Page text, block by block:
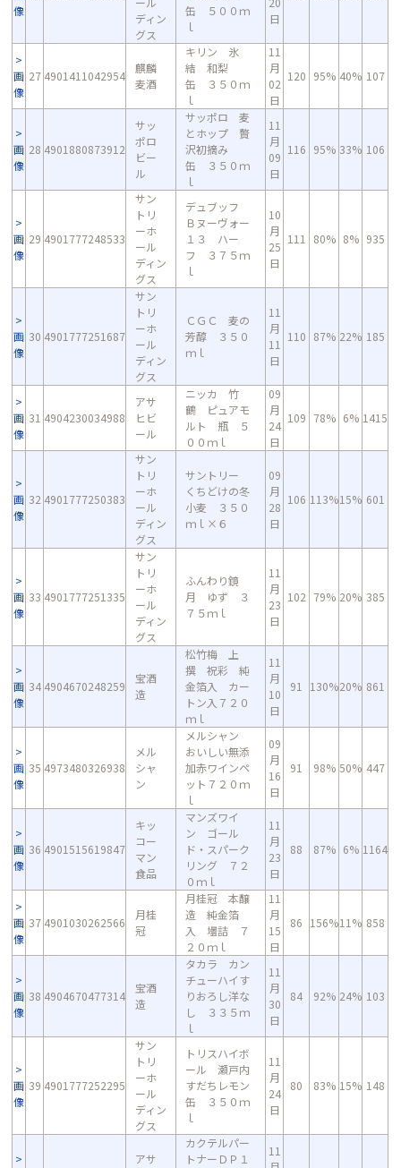
像
ディン
グス
缶 ５００ｍ
ｌ
日
画
像
27 4901411042954
麒麟
麦酒
キリン 氷
結 和梨
缶 ３５０ｍ
ｌ
11
月
02
日
120 95% 40% 107
画
像
28 4901880873912
サッ
ポロ
ビー
ル
サッポロ 麦
とホップ 贅
沢初摘み
缶 ３５０ｍ
ｌ
11
月
09
日
116 95% 33% 106
画
像
29 4901777248533
サン
トリ
ーホ
ール
ディン
グス
デュブッフ
Ｂヌーヴォー
１３ ハー
フ ３７５ｍ
ｌ
10
月
25
日
111 80% 8% 935
画
像
30 4901777251687
サン
トリ
ーホ
ール
ディン
グス
ＣＧＣ 麦の
芳醇 ３５０
ｍｌ
11
月
11
日
110 87% 22% 185
画
像
31 4904230034988
アサ
ヒビ
ール
ニッカ 竹
鶴 ピュアモ
ルト 瓶 ５
００ｍｌ
09
月
24
日
109 78% 6% 1415
画
像
32 4901777250383
サン
トリ
ーホ
ール
ディン
グス
サントリー
くちどけの冬
小麦 ３５０
ｍｌ×６
09
月
28
日
106 113%15% 601
画
像
33 4901777251335
サン
トリ
ーホ
ール
ディン
グス
ふんわり鏡
月 ゆず ３
７５ｍｌ
11
月
23
日
102 79% 20% 385
画
像
34 4904670248259
宝酒
造
松竹梅 上
撰 祝彩 純
金箔入 カー
トン入７２０
ｍｌ
11
月
10
日
91 130%20% 861
画
像
35 4973480326938
メル
シャ
ン
メルシャン
おいしい無添
加赤ワインペ
ット７２０ｍ
ｌ
09
月
16
日
91 98% 50% 447
画
像
36 4901515619847
キッ
コー
マン
食品
マンズワイ
ン ゴール
ド・スパーク
リング ７２
０ｍｌ
11
月
23
日
88 87% 6% 1164
画
像
37 4901030262566
月桂
冠
月桂冠 本醸
造 純金箔
入 壜詰 ７
２０ｍｌ
11
月
15
日
86 156%11% 858
画
像
38 4904670477314
宝酒
造
タカラ カン
チューハイす
りおろし洋な
し ３３５ｍ
ｌ
11
月
30
日
84 92% 24% 103
画
像
39 4901777252295
サン
トリ
ーホ
ール
ディン
グス
トリスハイボ
ール 瀬戸内
すだちレモン
缶 ３５０ｍ
ｌ
11
月
24
日
80 83% 15% 148
アサ
カクテルパー
トナーＤＰ１
11